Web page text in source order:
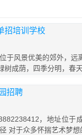
招培训学校
于风景优美的郊外，远
树成荫，四季分明，春天
招聘
，地址位于
对于众多怀揣艺术梦想